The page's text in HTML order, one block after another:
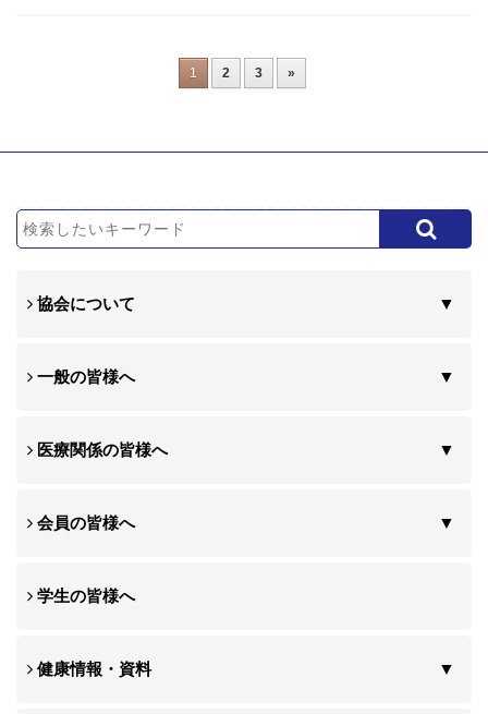
1 2 3 »
協会について
一般の皆様へ
医療関係の皆様へ
会員の皆様へ
学生の皆様へ
健康情報・資料